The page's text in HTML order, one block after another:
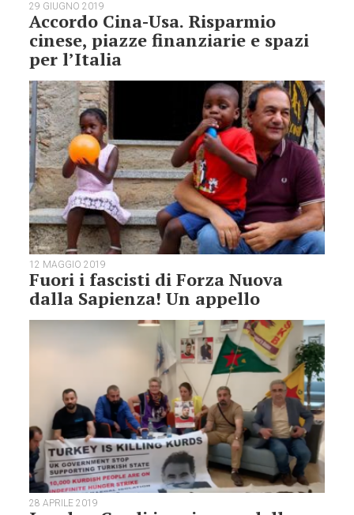
29 GIUGNO 2019
Accordo Cina-Usa. Risparmio
cinese, piazze finanziarie e spazi
per l’Italia
12 MAGGIO 2019
Fuori i fascisti di Forza Nuova
dalla Sapienza! Un appello
28 APRILE 2019